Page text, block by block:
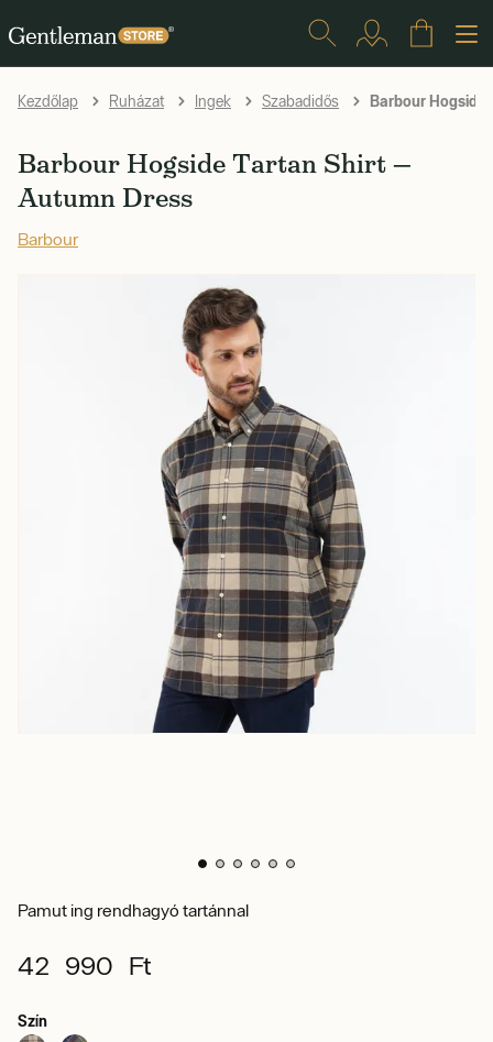
Kezdőlap Ruházat Ingek Szabadidős Barbour Hogside
Barbour Hogside Tartan Shirt —
Autumn Dress
Barbour
Pamut ing rendhagyó tartánnal
42 990 Ft
Szín